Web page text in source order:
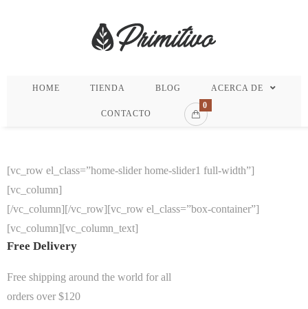
HOME TIENDA BLOG ACERCA DE
CONTACTO
0
[vc_row el_class=”home-slider home-slider1 full-width”]
[vc_column]
[/vc_column][/vc_row][vc_row el_class=”box-container”]
[vc_column][vc_column_text]
Free Delivery
Free shipping around the world for all
orders over $120